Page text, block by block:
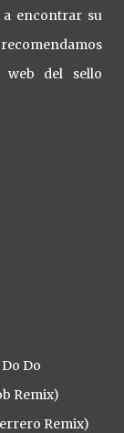
a encontrar su
del sello
Do
Remix)
Remix)